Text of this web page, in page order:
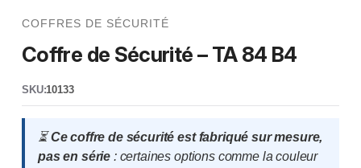
COFFRES DE SÉCURITÉ
Coffre de Sécurité – TA 84 B4
SKU:10133
⏳Ce coffre de sécurité est fabriqué sur mesure,
pas en série : certaines options comme la couleur